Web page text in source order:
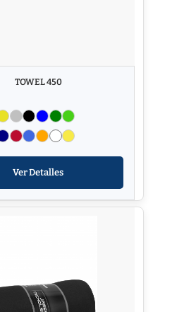
TOWEL 450
Ver Detalles